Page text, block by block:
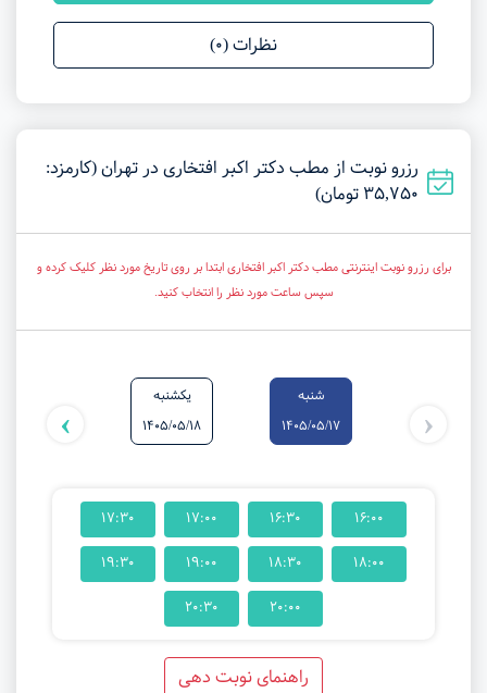
نظرات (0)
رزرو نوبت از مطب دکتر اکبر افتخاری در تهران (کارمزد:
35,750 تومان)
برای رزرو نوبت اینترنتی مطب دکتر اکبر افتخاری ابتدا بر روی تاریخ مورد نظر کلیک کرده و
سپس ساعت مورد نظر را انتخاب کنید.
شنبه
1405/05/17
یکشنبه
1405/05/18
‹
›
16:00
16:30
17:00
17:30
18:00
18:30
19:00
19:30
20:00
20:30
راهنمای نوبت دهی